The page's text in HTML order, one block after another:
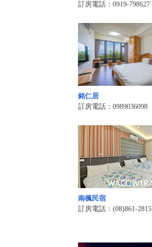
訂房電話：0919-798627
銘仁居
訂房電話：0989036098
南楓民宿
訂房電話：(08)861-2815